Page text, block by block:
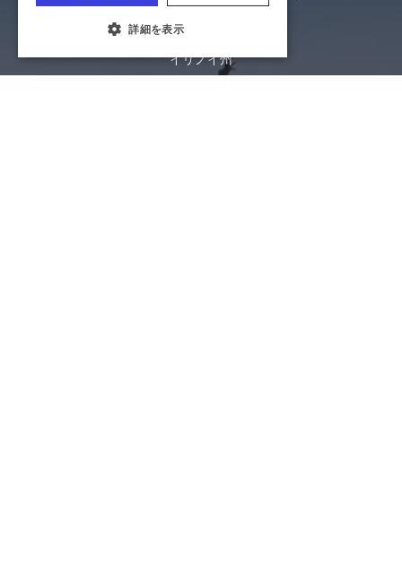
イリノイ州商務経済機会部
イリノイ州
詳細を表示